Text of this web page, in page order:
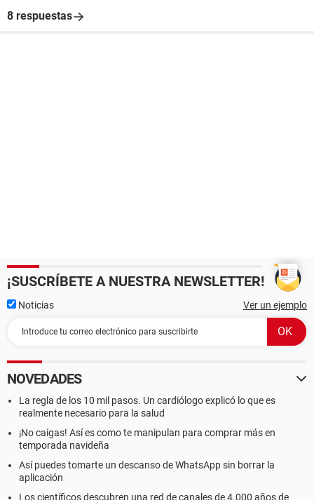
8 respuestas
¡SUSCRÍBETE A NUESTRA NEWSLETTER!
Noticias Ver un ejemplo
NOVEDADES
La regla de los 10 mil pasos. Un cardiólogo explicó lo que es
realmente necesario para la salud
¡No caigas! Así es como te manipulan para comprar más en
temporada navideña
Así puedes tomarte un descanso de WhatsApp sin borrar la
aplicación
Los científicos descubren una red de canales de 4.000 años de